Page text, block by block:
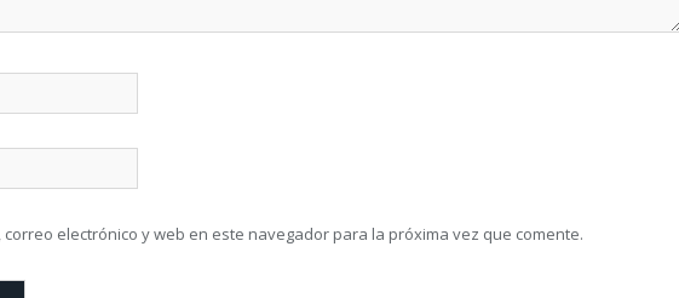
correo electrónico y web en este navegador para la próxima vez que comente.